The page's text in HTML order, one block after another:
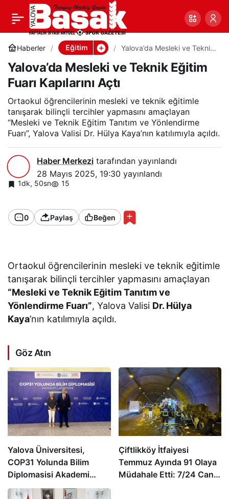
Haberler Eğitim
Yalova’da Mesleki ve Teknik
Yalova’da Mesleki ve Teknik Eğitim
Fuarı Kapılarını Açtı
Ortaokul öğrencilerinin mesleki ve teknik eğitimle
tanışarak bilinçli tercihler yapmasını amaçlayan
“Mesleki ve Teknik Eğitim Tanıtım ve Yönlendirme
Fuarı”, Yalova Valisi Dr. Hülya Kaya’nın katılımıyla açıldı.
Haber Merkezi tarafından yayınlandı
28 Mayıs 2025, 19:30 yayınlandı
1dk, 50sn 15
0 Paylaş Beğen
Ortaokul öğrencilerinin mesleki ve teknik eğitimle
tanışarak bilinçli tercihler yapmasını amaçlayan
“Mesleki ve Teknik Eğitim Tanıtım ve
Yönlendirme Fuarı”, Yalova Valisi Dr. Hülya
Kaya’nın katılımıyla açıldı.
Göz Atın
Yalova Üniversitesi,
COP31 Yolunda Bilim
Diplomasisi Akademi
Lansmanında Yerini Aldı
Çiftlikköy İtfaiyesi
Temmuz Ayında 91 Olaya
Müdahale Etti: 7/24 Can
Yalova’da Mesleki ve
Teknik Eğitim Fuarı
Kapılarını Açtı
0 Paylaş